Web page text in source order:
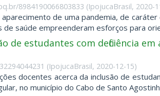
8984190066803833 (IpojucaBrasil, 2020-
de uma pandemia, de
saúde empreenderam esforços para
de estudantes com deficiência
(IpojucaBrasil, 2020-12-15)
docentes acerca da inclusão de
no município do Cabo de Santo